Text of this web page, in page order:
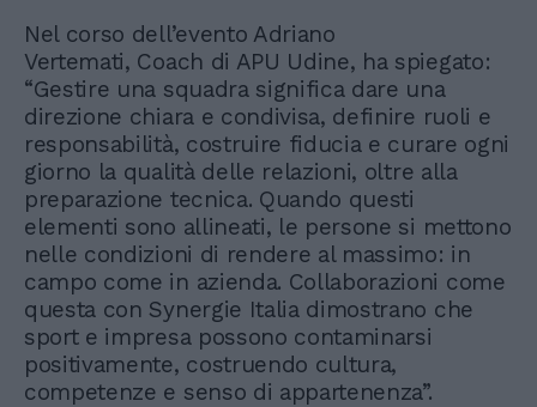
Nel corso dell’evento Adriano
Vertemati, Coach di APU Udine, ha spiegato:
“Gestire una squadra significa dare una
direzione chiara e condivisa, definire ruoli e
responsabilità, costruire fiducia e curare ogni
giorno la qualità delle relazioni, oltre alla
preparazione tecnica. Quando questi
elementi sono allineati, le persone si mettono
nelle condizioni di rendere al massimo: in
campo come in azienda. Collaborazioni come
questa con Synergie Italia dimostrano che
sport e impresa possono contaminarsi
positivamente, costruendo cultura,
competenze e senso di appartenenza”.